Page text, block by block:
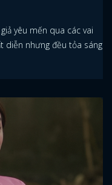
yêu mến qua các vai
diễn nhưng đều tỏa sáng